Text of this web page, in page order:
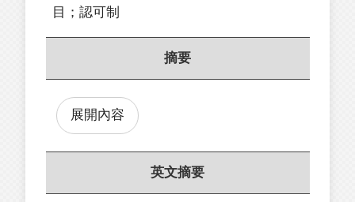
目；認可制
摘要
展開內容
英文摘要